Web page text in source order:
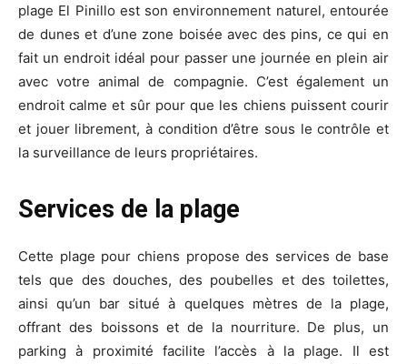
plage El Pinillo est son environnement naturel, entourée
de dunes et d’une zone boisée avec des pins, ce qui en
fait un endroit idéal pour passer une journée en plein air
avec votre animal de compagnie. C’est également un
endroit calme et sûr pour que les chiens puissent courir
et jouer librement, à condition d’être sous le contrôle et
la surveillance de leurs propriétaires.
Services de la plage
Cette plage pour chiens propose des services de base
tels que des douches, des poubelles et des toilettes,
ainsi qu’un bar situé à quelques mètres de la plage,
offrant des boissons et de la nourriture. De plus, un
parking à proximité facilite l’accès à la plage. Il est